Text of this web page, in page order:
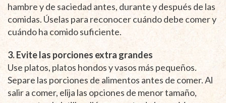
hambre y de saciedad antes, durante y después de las
comidas. Úselas para reconocer cuándo debe comer y
cuándo ha comido suficiente.
3. Evite las porciones extra grandes
Use platos, platos hondos y vasos más pequeños.
Separe las porciones de alimentos antes de comer. Al
salir a comer, elija las opciones de menor tamaño,